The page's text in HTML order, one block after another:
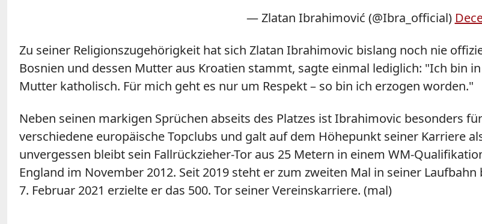
— Zlatan Ibrahimović (@Ibra_official)
Zu seiner Religionszugehörigkeit hat sich Zlatan Ibrahimovic bislang noch nie
Bosnien und dessen Mutter aus Kroatien stammt, sagte einmal lediglich: "Ich bin
Mutter katholisch. Für mich geht es nur um Respekt – so bin ich erzogen worden."
Neben seinen markigen Sprüchen abseits des Platzes ist Ibrahimovic besonders
verschiedene europäische Topclubs und galt auf dem Höhepunkt seiner Karriere
unvergessen bleibt sein Fallrückzieher-Tor aus 25 Metern in einem WM-
England im November 2012. Seit 2019 steht er zum zweiten Mal in seiner
7. Februar 2021 erzielte er das 500. Tor seiner Vereinskarriere. (mal)